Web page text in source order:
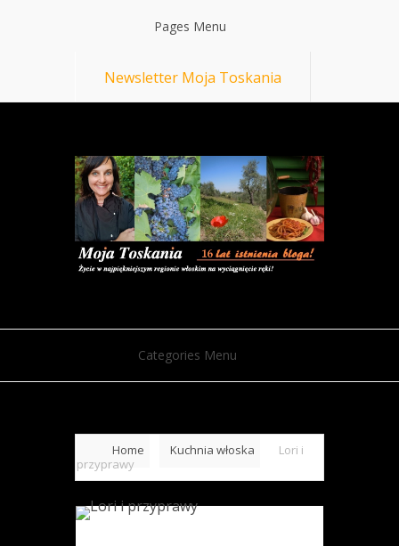
Pages Menu
Newsletter Moja Toskania
Categories Menu
Home Kuchnia włoska
Lori i
przyprawy